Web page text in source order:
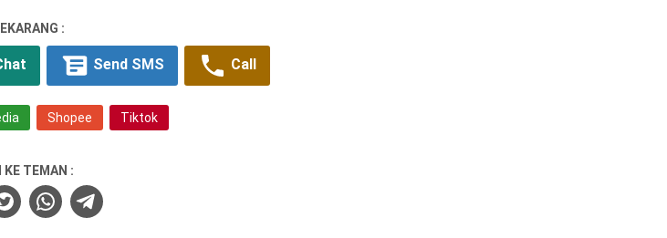
:
Send SMS Call
Shopee Tiktok
KE TEMAN :